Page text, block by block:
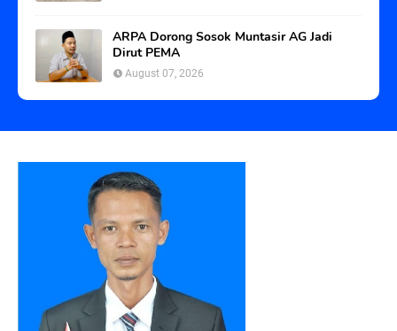
ARPA Dorong Sosok Muntasir AG Jadi
Dirut PEMA
August 07, 2026